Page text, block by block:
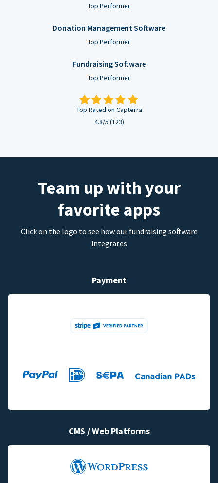
Top Performer
Donation Management Software
Top Performer
Fundraising Software
Top Performer
Top Rated on Capterra
4.8/5 (123)
Team up with your
favorite apps
Click on the logo to see how our fundraising software
integrates
Payment
CMS / Web Platforms